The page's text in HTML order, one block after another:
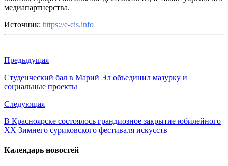
медиапартнерства.
Источник: https://e-cis.info
Предыдущая
Студенческий бал в Марий Эл объединил мазурку и
социальные проекты
Следующая
В Красноярске состоялось грандиозное закрытие юбилейного
XX Зимнего суриковского фестиваля искусств
Календарь новостей